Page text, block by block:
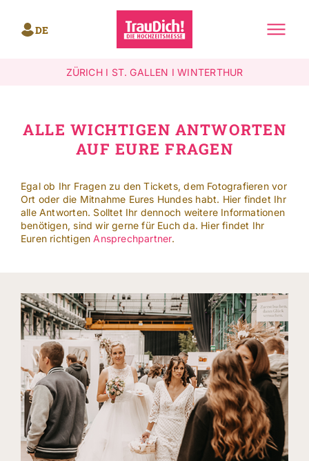
content
Toggle
Leichte Sprache
DE
ZÜRICHI ST. GALLEN I WINTERTHUR
ALLE WICHTIGEN ANTWORTEN
AUF EURE FRAGEN
Egal ob Ihr Fragen zu den Tickets, dem Fotografieren vor
Ort oder die Mitnahme Eures Hundes habt. Hier findet Ihr
alle Antworten. Solltet Ihr dennoch weitere Informationen
benötigen, sind wir gerne für Euch da. Hier findet Ihr
Euren richtigen Ansprechpartner.